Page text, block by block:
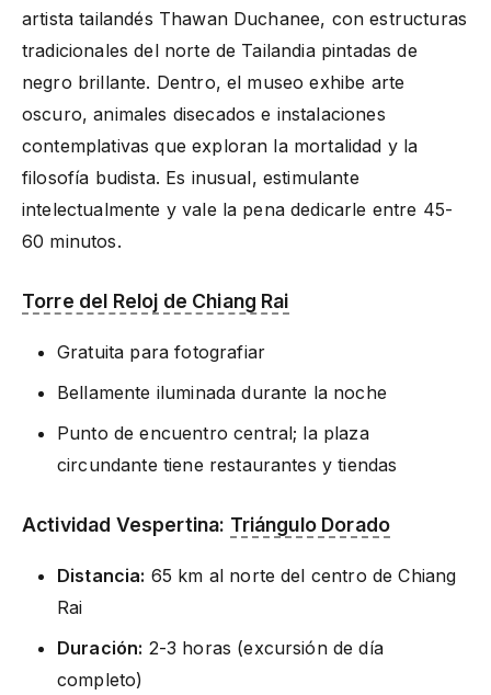
artista tailandés Thawan Duchanee, con estructuras
tradicionales del norte de Tailandia pintadas de
negro brillante. Dentro, el museo exhibe arte
oscuro, animales disecados e instalaciones
contemplativas que exploran la mortalidad y la
filosofía budista. Es inusual, estimulante
intelectualmente y vale la pena dedicarle entre 45-
60 minutos.
Torre del Reloj de Chiang Rai
Gratuita para fotografiar
Bellamente iluminada durante la noche
Punto de encuentro central; la plaza
circundante tiene restaurantes y tiendas
Actividad Vespertina: Triángulo Dorado
Distancia: 65 km al norte del centro de Chiang
Rai
Duración: 2-3 horas (excursión de día
completo)